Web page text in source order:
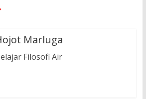
Marluga
Filosofi Air